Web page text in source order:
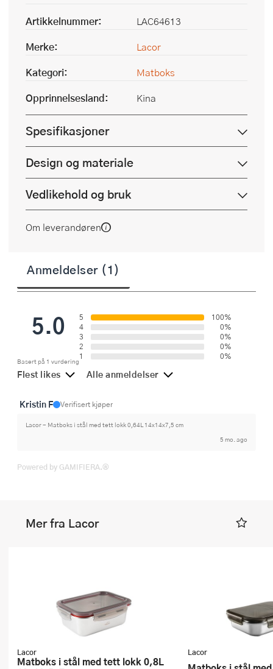
Artikkelnummer:
LAC64613
Merke:
Lacor
Kategori:
Matboks
Opprinnelsesland:
Kina
Spesifikasjoner
Design og materiale
Vedlikehold og bruk
Om leverandøren
Anmeldelser (1)
5.0
Basert på 1 vurdering
5
100%
4
0%
3
0%
2
0%
1
0%
Flest likes Alle anmeldelser
Kristin F Verifisert kjøper
Lacor - Matboks i stål med tett lokk 0,64L 14x14x7,5 cm
5 mo. ago
Powered by GAMIFIERA.®
Mer fra Lacor
Lacor
Matboks i stål med tett lokk 0,8L
Lacor